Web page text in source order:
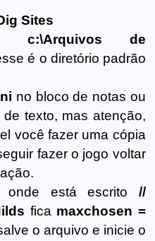
Sites
c:\Arquivos de
é o diretório padrão
no bloco de notas ou
texto, mas atenção,
você fazer uma cópia
fazer o jogo voltar
onde está escrito //
fica maxchosen =
o arquivo e inicie o